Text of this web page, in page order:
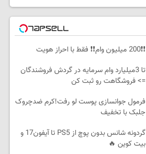
❗❗200 میلیون وام❗❗ فقط با احراز هویت
تا 3میلیارد وام سرمایه در گردش فروشندگان
=> فروشگاهت رو ثبت کن
فرمول جوانسازی پوست لو رفت!کرم ضدچروک
جلبک با تخفیف
گردونه شانس بدون پوچ از PS5 تا آیفون17 و
بیت کوین 🔥